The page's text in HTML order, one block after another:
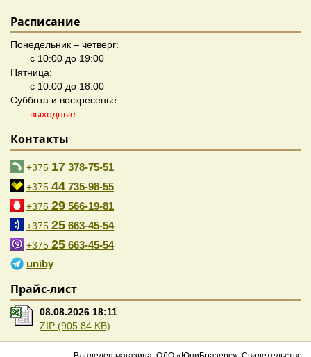
Расписание
Понедельник – четверг:
с 10:00 до 19:00
Пятница:
с 10:00 до 18:00
Суббота и воскресенье:
выходные
Контакты
+375 17 378-75-51
+375 44 735-98-55
+375 29 566-19-81
+375 25 663-45-54
+375 25 663-45-54
uniby
Прайс-лист
08.08.2026 18:11
ZIP (905.84 KB)